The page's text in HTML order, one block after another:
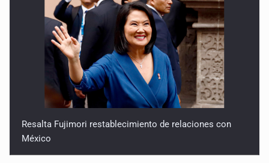
Resalta Fujimori restablecimiento de relaciones con
México